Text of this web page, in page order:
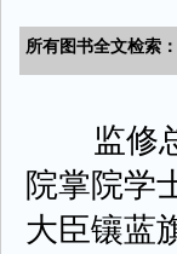
监修总
院掌院学
大臣镶蓝